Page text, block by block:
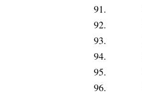
91.
92.
93.
94.
95.
96.